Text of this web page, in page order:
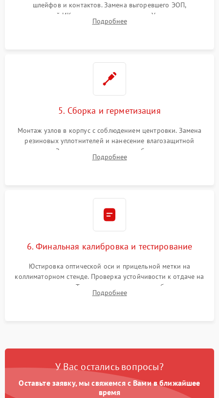
шлейфов и контактов. Замена выгоревшего ЭОП,
неисправной ИК-подсветки или матрицы. Ультразвуковая
очистка плат и удаление загрязнений с линз объектива и
Подробнее
5. Сборка и герметизация
Монтаж узлов в корпус с соблюдением центровки. Замена
резиновых уплотнителей и нанесение влагозащитной
смазки. Заполнение внутреннего объема прицела
осушенным азотом для предотвращения запотевания оптики
Подробнее
6. Финальная калибровка и тестирование
Юстировка оптической оси и прицельной метки на
коллиматорном стенде. Проверка устойчивости к отдаче на
ударном стенде. Тестирование качества изображения в
темноте, дальности обнаружения и корректной работы всех
Подробнее
У Вас остались вопросы?
Оставьте заявку, мы свяжемся с Вами в ближайшее
время